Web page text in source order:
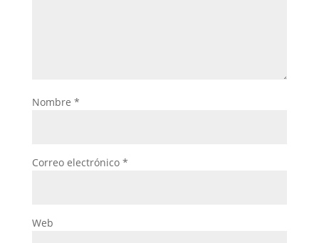
Nombre *
Correo electrónico *
Web